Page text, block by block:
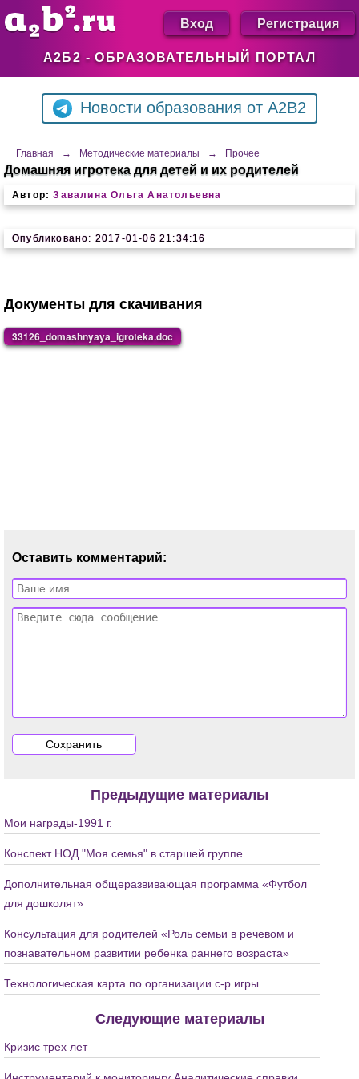
А2Б2 - ОБРАЗОВАТЕЛЬНЫЙ ПОРТАЛ
Вход Регистрация
Новости образования от A2B2
Главная → Методические материалы → Прочее
Домашняя игротека для детей и их родителей
Автор: Завалина Ольга Анатольевна
Опубликовано: 2017-01-06 21:34:16
Документы для скачивания
33126_domashnyaya_igroteka.doc
Оставить комментарий:
Предыдущие материалы
Мои награды-1991 г.
Конспект НОД "Моя семья" в старшей группе
Дополнительная общеразвивающая программа «Футбол
для дошколят»
Консультация для родителей «Роль семьи в речевом и
познавательном развитии ребенка раннего возраста»
Технологическая карта по организации с-р игры
Следующие материалы
Кризис трех лет